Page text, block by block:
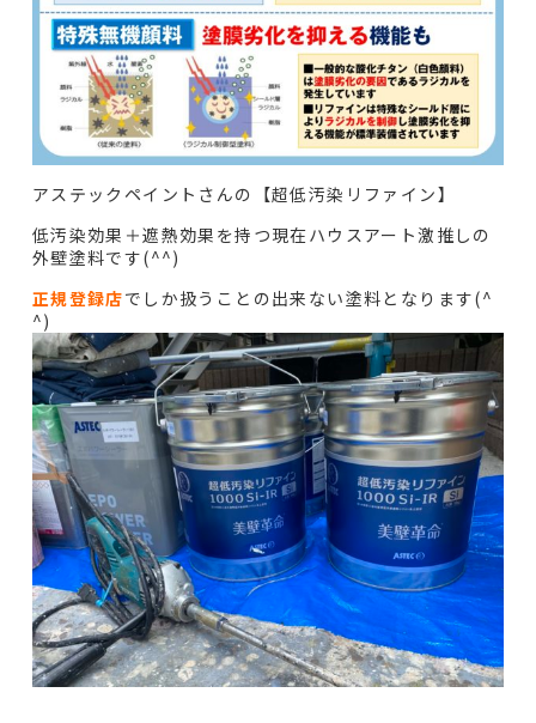
アステックペイントさんの【超低汚染リファイン】
低汚染効果＋遮熱効果を持つ現在ハウスアート激推しの
外壁塗料です(^^)
正規登録店でしか扱うことの出来ない塗料となります(^
^)